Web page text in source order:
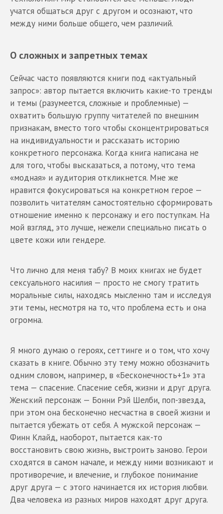
учатся общаться друг с другом и осознают, что
между ними больше общего, чем различий.
О сложных и запретных темах
Сейчас часто появляются книги под «актуальный
запрос»: автор пытается включить какие-то тренды
и темы (разумеется, сложные и проблемные) —
охватить большую группу читателей по внешним
признакам, вместо того чтобы сконцентрироваться
на индивидуальности и рассказать историю
конкретного персонажа. Когда книга написана не
для того, чтобы высказаться, а потому, что тема
«модная» и аудитория откликнется. Мне же
нравится фокусироваться на конкретном герое —
позволить читателям самостоятельно сформировать
отношение именно к персонажу и его поступкам. На
мой взгляд, это лучше, нежели специально писать о
цвете кожи или гендере.
Что лично для меня табу? В моих книгах не будет
сексуального насилия — просто не смогу тратить
моральные силы, находясь мысленно там и исследуя
эти темы, несмотря на то, что проблема есть и она
огромна.
Я много думаю о героях, сеттинге и о том, что хочу
сказать в книге. Обычно эту тему можно обозначить
одним словом, например, в «Бесконечность+1» эта
тема — спасение. Спасение себя, жизни и друг друга.
Женский персонаж — Бонни Рэй Шелби, поп-звезда,
при этом она бесконечно несчастна в своей жизни и
пытается убежать от себя. А мужской персонаж —
Финн Клайд, наоборот, пытается как-то
восстановить свою жизнь, выстроить заново. Герои
сходятся в самом начале, и между ними возникают и
противоречие, и влечение, и глубокое понимание
друг друга — с этого начинается их история любви.
Два человека из разных миров находят друг друга.